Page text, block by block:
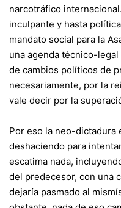
narcotráfico
inculpante y hasta
mandato social para la
una agenda técnico-
de cambios políticos de
necesariamente, por la
vale decir por la
Por eso la neo-dictadura
deshaciendo para
escatima nada,
del predecesor, con una
dejaría pasmado al